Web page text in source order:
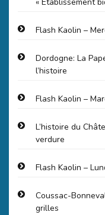
Flash Kaolin –
Dordogne: La
l’histoire
Flash Kaolin –
L’histoire du
verdure
Flash Kaolin –
Coussac-
grilles